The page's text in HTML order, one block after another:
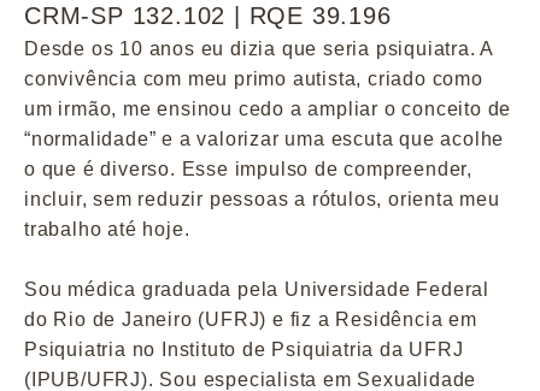
CRM-SP 132.102 | RQE 39.196
Desde os 10 anos eu dizia que seria psiquiatra. A
convivência com meu primo autista, criado como
um irmão, me ensinou cedo a ampliar o conceito de
“normalidade” e a valorizar uma escuta que acolhe
o que é diverso. Esse impulso de compreender,
incluir, sem reduzir pessoas a rótulos, orienta meu
trabalho até hoje.
Sou médica graduada pela Universidade Federal
do Rio de Janeiro (UFRJ) e fiz a Residência em
Psiquiatria no Instituto de Psiquiatria da UFRJ
(IPUB/UFRJ). Sou especialista em Sexualidade